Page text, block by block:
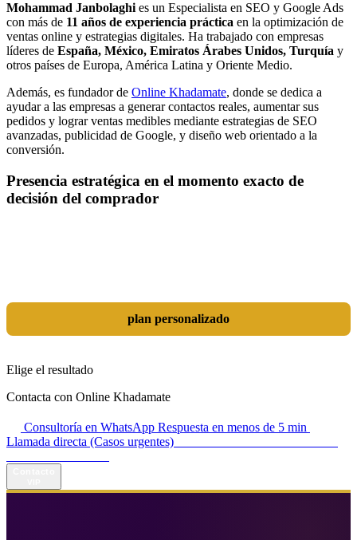
Mohammad Janbolaghi es un Especialista en SEO y Google Ads
con más de 11 años de experiencia práctica en la optimización de
ventas online y estrategias digitales. Ha trabajado con empresas
líderes de España, México, Emiratos Árabes Unidos, Turquía y
otros países de Europa, América Latina y Oriente Medio.
Además, es fundador de Online Khadamate, donde se dedica a
ayudar a las empresas a generar contactos reales, aumentar sus
pedidos y lograr ventas medibles mediante estrategias de SEO
avanzadas, publicidad de Google, y diseño web orientado a la
conversión.
Presencia estratégica en el momento exacto de
decisión del comprador
plan personalizado
Elige el resultado
Contacta con Online Khadamate
Consultoría en WhatsApp Respuesta en menos de 5 min
Llamada directa (Casos urgentes)